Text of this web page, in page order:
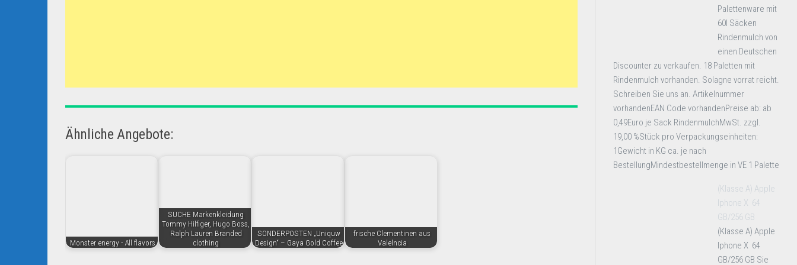
Ähnliche Angebote:
Monster energy - All flavors
SUCHE Markenkleidung
Tommy Hilfiger, Hugo Boss,
Ralph Lauren Branded
clothing
SONDERPOSTEN „Uniquw
Design“ – Gaya Gold Coffee
frische Clementinen aus
Valelncia
Palettenware mit
60l Säcken
Rindenmulch von
einen Deutschen
Discounter zu verkaufen. 18 Paletten mit
Rindenmulch vorhanden. Solagne vorrat reicht.
Schreiben Sie uns an. Artikelnummer
vorhandenEAN Code vorhandenPreise ab: ab
0,49Euro je Sack RindenmulchMwSt. zzgl.
19,00 %Stück pro Verpackungseinheiten:
1Gewicht in KG ca. je nach
BestellungMindestbestellmenge in VE 1 Palette
(Klasse A) Apple
Iphone X 64
GB/256 GB
(Klasse A) Apple
Iphone X 64
GB/256 GB Sie